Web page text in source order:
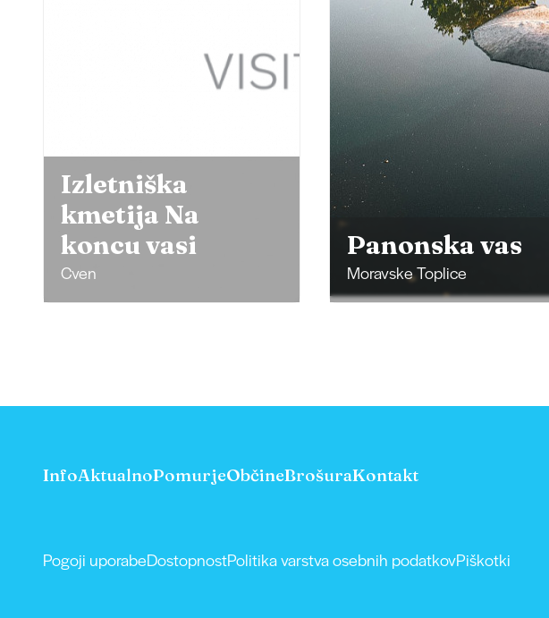
Izletniška
kmetija Na
koncu vasi
Cven
Panonska vas
Moravske Toplice
InfoAktualnoPomurjeObčineBrošuraKontakt
Pogoji uporabeDostopnostPolitika varstva osebnih podatkovPiškotki